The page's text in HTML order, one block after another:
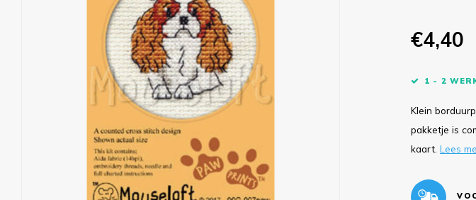
€4,40
1 - 2
Klein
pakketje is
kaart. Lees